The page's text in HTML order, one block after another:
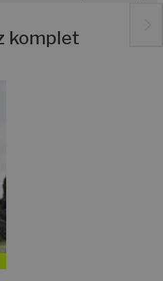
komplet